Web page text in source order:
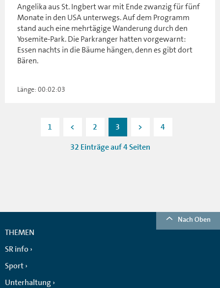
Angelika aus St. Ingbert war mit Ende zwanzig für fünf
Monate in den USA unterwegs. Auf dem Programm
stand auch eine mehrtägige Wanderung durch den
Yosemite-Park. Die Parkranger hatten vorgewarnt:
Essen nachts in die Bäume hängen, denn es gibt dort
Bären.
Länge: 00:02:03
1 < 2 3 > 4
32 Einträge auf 4 Seiten
Nach Oben
THEMEN
SR info
Sport
Unterhaltung